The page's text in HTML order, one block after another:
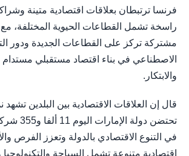
فرنسا ترتبطان بعلاقات اقتصادية متينة
راسخة تشمل القطاعات الحيوية المختلفة، مع
مشتركة تركز على القطاعات الجديدة ودور
الاصطناعي في بناء اقتصاد مستقبلي
والابتكار.
قال إن العلاقات الاقتصادية بين البلدين تشهد
تحتضن دولة
في التنوع الاقتصادي بالدولة وتعزز الفرص
اقتصادية متنوعة تشمل السياحة والتكنولوجيا